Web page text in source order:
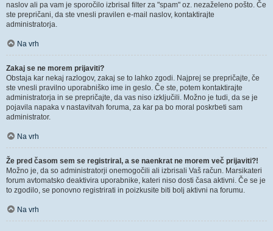
naslov ali pa vam je sporočilo izbrisal filter za "spam" oz. nezaželeno pošto. Če
ste prepričani, da ste vnesli pravilen e-mail naslov, kontaktirajte
administratorja.
Na vrh
Zakaj se ne morem prijaviti?
Obstaja kar nekaj razlogov, zakaj se to lahko zgodi. Najprej se prepričajte, če
ste vnesli pravilno uporabniško ime in geslo. Če ste, potem kontaktirajte
administratorja in se prepričajte, da vas niso izključili. Možno je tudi, da se je
pojavila napaka v nastavitvah foruma, za kar pa bo moral poskrbeti sam
administrator.
Na vrh
Že pred časom sem se registriral, a se naenkrat ne morem več prijaviti?!
Možno je, da so administratorji onemogočili ali izbrisali Vaš račun. Marsikateri
forum avtomatsko deaktivira uporabnike, kateri niso dosti časa aktivni. Če se je
to zgodilo, se ponovno registrirati in poizkusite biti bolj aktivni na forumu.
Na vrh